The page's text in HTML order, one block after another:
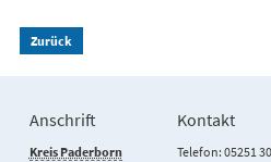
Zurück
Anschrift
Kreis Paderborn
Kontakt
Telefon: 05251